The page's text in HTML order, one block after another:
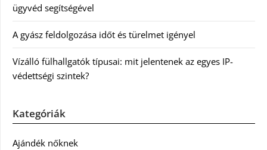
ügyvéd segítségével
A gyász feldolgozása időt és türelmet igényel
Vízálló fülhallgatók típusai: mit jelentenek az egyes IP-
védettségi szintek?
Kategóriák
Ajándék nőknek